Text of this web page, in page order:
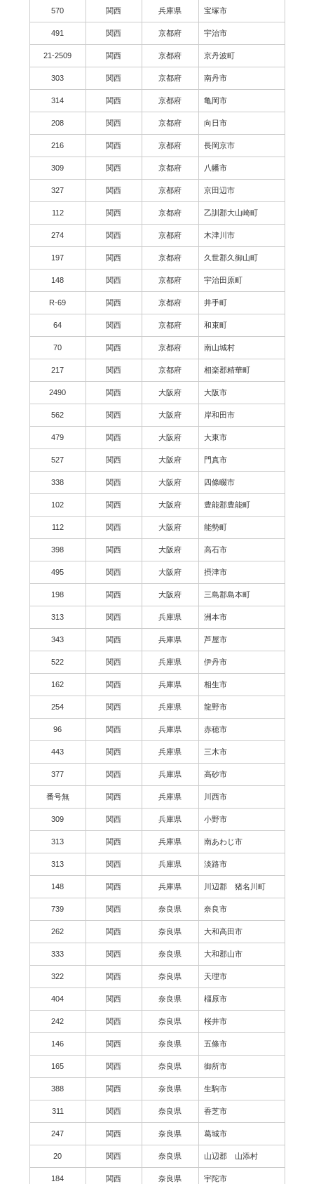
570 関西 兵庫県 宝塚市
491 関西 京都府 宇治市
21-2509 関西 京都府 京丹波町
303 関西 京都府 南丹市
314 関西 京都府 亀岡市
208 関西 京都府 向日市
216 関西 京都府 長岡京市
309 関西 京都府 八幡市
327 関西 京都府 京田辺市
112 関西 京都府 乙訓郡大山崎町
274 関西 京都府 木津川市
197 関西 京都府 久世郡久御山町
148 関西 京都府 宇治田原町
R-69 関西 京都府 井手町
64 関西 京都府 和束町
70 関西 京都府 南山城村
217 関西 京都府 相楽郡精華町
2490 関西 大阪府 大阪市
562 関西 大阪府 岸和田市
479 関西 大阪府 大東市
527 関西 大阪府 門真市
338 関西 大阪府 四條畷市
102 関西 大阪府 豊能郡豊能町
112 関西 大阪府 能勢町
398 関西 大阪府 高石市
495 関西 大阪府 摂津市
198 関西 大阪府 三島郡島本町
313 関西 兵庫県 洲本市
343 関西 兵庫県 芦屋市
522 関西 兵庫県 伊丹市
162 関西 兵庫県 相生市
254 関西 兵庫県 龍野市
96 関西 兵庫県 赤穂市
443 関西 兵庫県 三木市
377 関西 兵庫県 高砂市
番号無 関西 兵庫県 川西市
309 関西 兵庫県 小野市
313 関西 兵庫県 南あわじ市
313 関西 兵庫県 淡路市
148 関西 兵庫県 川辺郡 猪名川町
739 関西 奈良県 奈良市
262 関西 奈良県 大和高田市
333 関西 奈良県 大和郡山市
322 関西 奈良県 天理市
404 関西 奈良県 橿原市
242 関西 奈良県 桜井市
146 関西 奈良県 五條市
165 関西 奈良県 御所市
388 関西 奈良県 生駒市
311 関西 奈良県 香芝市
247 関西 奈良県 葛城市
20 関西 奈良県 山辺郡 山添村
184 関西 奈良県 宇陀市